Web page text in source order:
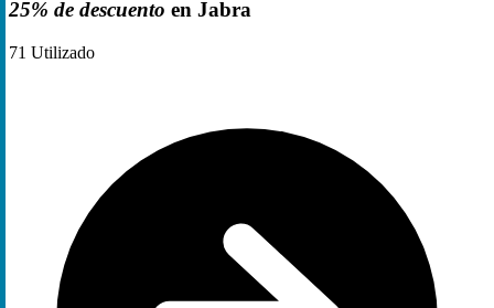
25% de descuento en Jabra
71 Utilizado